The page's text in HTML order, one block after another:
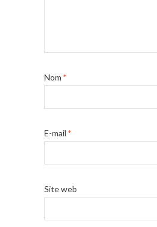
Nom *
E-mail *
Site web